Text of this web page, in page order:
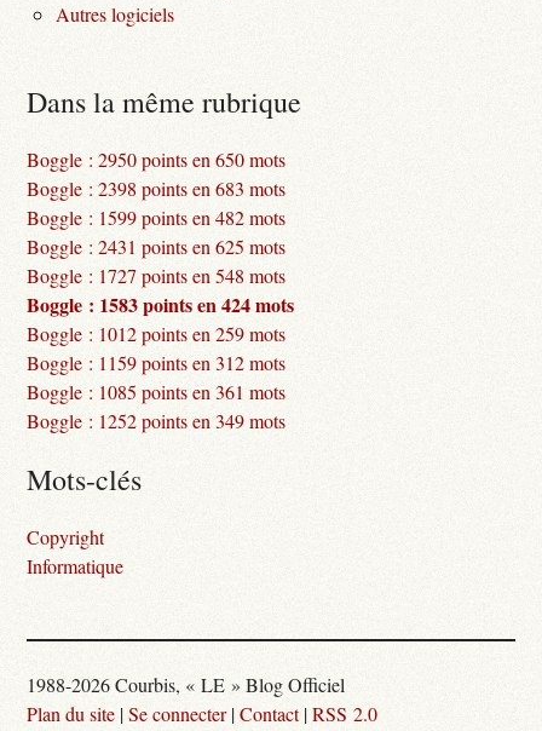
Autres logiciels
Dans la même rubrique
Boggle : 2950 points en 650 mots
Boggle : 2398 points en 683 mots
Boggle : 1599 points en 482 mots
Boggle : 2431 points en 625 mots
Boggle : 1727 points en 548 mots
Boggle : 1583 points en 424 mots
Boggle : 1012 points en 259 mots
Boggle : 1159 points en 312 mots
Boggle : 1085 points en 361 mots
Boggle : 1252 points en 349 mots
Mots-clés
Copyright
Informatique
1988-2026 Courbis, « LE » Blog Officiel
Plan du site |Se connecter|Contact|RSS 2.0